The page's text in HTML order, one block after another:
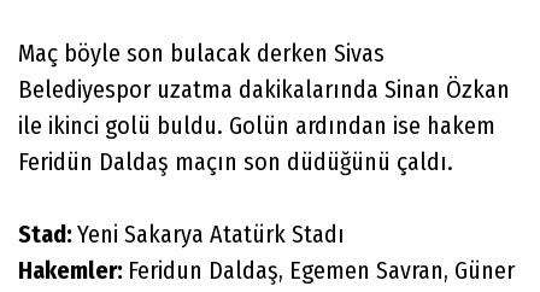
Maç böyle son bulacak derken Sivas
Belediyespor uzatma dakikalarında Sinan Özkan
ile ikinci golü buldu. Golün ardından ise hakem
Feridün Daldaş maçın son düdüğünü çaldı.
Stad:Yeni Sakarya Atatürk Stadı
Hakemler: Feridun Daldaş, Egemen Savran, Güner